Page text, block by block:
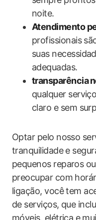
noite.
Atendimento
profissionais
suas
adequadas.
transparência⁣
qualquer
claro e sem
Optar pelo nosso
tranquilidade e
pequenos​ reparos
preocupar com
ligação, você tem
de serviços, que
móveis, elétrica e